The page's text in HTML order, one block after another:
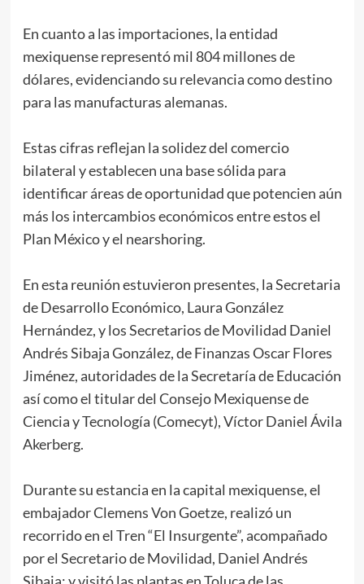
En cuanto a las importaciones, la entidad
mexiquense representó mil 804 millones de
dólares, evidenciando su relevancia como destino
para las manufacturas alemanas.
Estas cifras reflejan la solidez del comercio
bilateral y establecen una base sólida para
identificar áreas de oportunidad que potencien aún
más los intercambios económicos entre estos el
Plan México y el nearshoring.
En esta reunión estuvieron presentes, la Secretaria
de Desarrollo Económico, Laura González
Hernández, y los Secretarios de Movilidad Daniel
Andrés Sibaja González, de Finanzas Oscar Flores
Jiménez, autoridades de la Secretaría de Educación
así como el titular del Consejo Mexiquense de
Ciencia y Tecnología (Comecyt), Víctor Daniel Ávila
Akerberg.
Durante su estancia en la capital mexiquense, el
embajador Clemens Von Goetze, realizó un
recorrido en el Tren “El Insurgente”, acompañado
por el Secretario de Movilidad, Daniel Andrés